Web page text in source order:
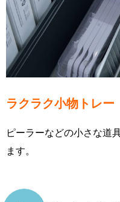
ラクラク小物トレー
ピーラーなどの小さな道
ます。